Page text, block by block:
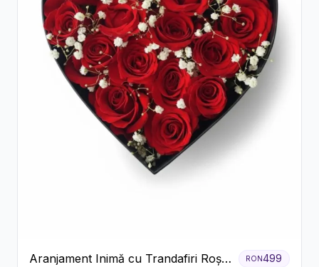
Aranjament Inimă cu Trandafiri Roșii
RON499